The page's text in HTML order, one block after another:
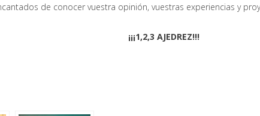
de conocer vuestra opinión, vuestras experiencias y
¡¡¡1,2,3 AJEDREZ!!!